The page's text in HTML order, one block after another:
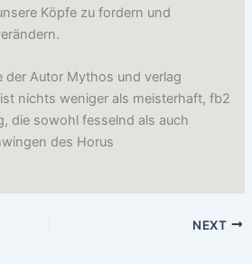
Köpfe zu fordern und
der Autor Mythos und verlag
nichts weniger als meisterhaft, fb2
die sowohl fesselnd als auch
des Horus
NEXT